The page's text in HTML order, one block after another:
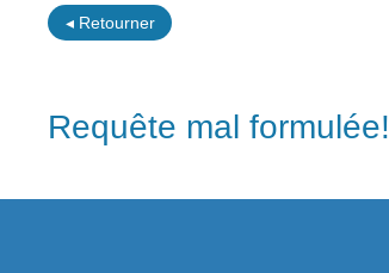
◂ Retourner
Requête mal formulée!